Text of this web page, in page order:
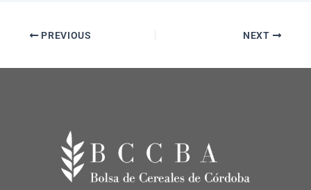
PREVIOUS NEXT